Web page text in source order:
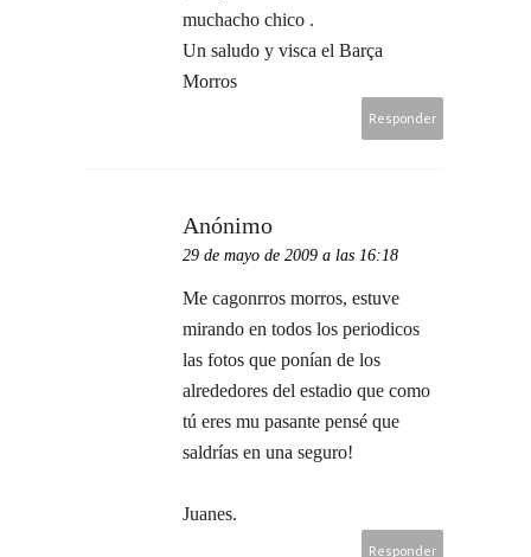
muchacho chico .
Un saludo y visca el Barça
Morros
Responder
Anónimo
29 de mayo de 2009 a las 16:18
Me cagonrros morros, estuve
mirando en todos los periodicos
las fotos que ponían de los
alrededores del estadio que como
tú eres mu pasante pensé que
saldrías en una seguro!
Juanes.
Responder